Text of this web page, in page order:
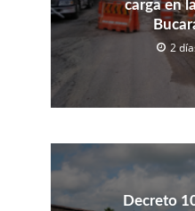
carga en
2
Decreto